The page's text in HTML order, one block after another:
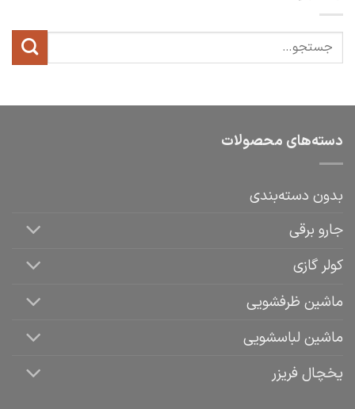
دسته‌های محصولات
بدون دسته‌بندی
جارو برقی
کولر گازی
ماشین ظرفشویی
ماشین لباسشویی
یخچال فریزر